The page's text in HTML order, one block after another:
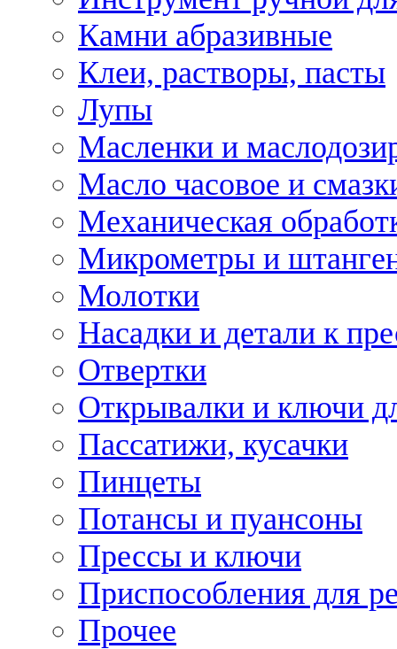
Камни абразивные
Клеи, растворы, пасты
Лупы
Масленки и
Масло часовое и
Механическая
Микрометры и
Молотки
Насадки и детали к
Отвертки
Открывалки и ключи
Пассатижи, кусачки
Пинцеты
Потансы и пуансоны
Прессы и ключи
Приспособления для
Прочее